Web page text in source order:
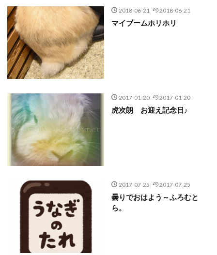
2018-06-21 2018-06-21
マイブームホリホリ
2017-01-20 2017-01-20
虎次朗 お迎え記念日♪
2017-07-25 2017-07-25
曇りでおはよう～ふろむと
ら。